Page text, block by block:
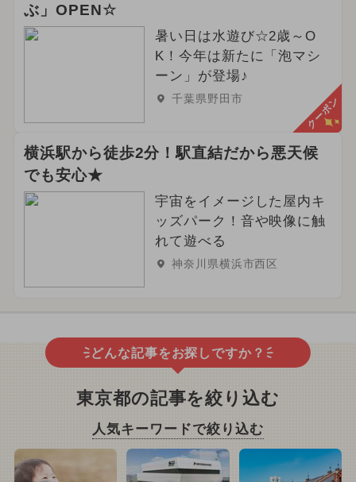
ぶ」OPEN☆
暑い日は水遊び☆2歳～O
K！今年は新たに「泡マシ
ーン」が登場♪
千葉県野田市 クーポン
横浜駅から徒歩2分！駅直結だから悪天候
でも安心★
宇宙をイメージした屋内キ
ッズパーク！音や映像に触
れて遊べる
神奈川県横浜市西区
どんな記事をお探しですか？
東京都の記事を絞り込む
人気キーワードで絞り込む